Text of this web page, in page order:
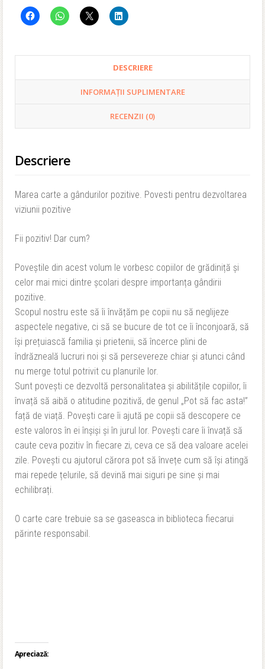
DESCRIERE
INFORMAȚII SUPLIMENTARE
RECENZII (0)
Descriere
Marea carte a gândurilor pozitive. Povesti pentru dezvoltarea
viziunii pozitive
Fii pozitiv! Dar cum?
Poveștile din acest volum le vorbesc copiilor de grădiniță și
celor mai mici dintre școlari despre importanța gândirii
pozitive.
Scopul nostru este să îi învățăm pe copii nu să neglijeze
aspectele negative, ci să se bucure de tot ce îi înconjoară, să
își prețuiască familia și prietenii, să încerce plini de
îndrăzneală lucruri noi și să persevereze chiar și atunci când
nu merge totul potrivit cu planurile lor.
Sunt povești ce dezvoltă personalitatea și abilitățile copiilor, îi
învață să aibă o atitudine pozitivă, de genul „Pot să fac asta!”
față de viață. Povești care îi ajută pe copii să descopere ce
este valoros în ei înșiși și în jurul lor. Povești care îi învață să
caute ceva pozitiv în fiecare zi, ceva ce să dea valoare acelei
zile. Povești cu ajutorul cărora pot să învețe cum să își atingă
mai repede țelurile, să devină mai siguri pe sine și mai
echilibrați.
O carte care trebuie sa se gaseasca in biblioteca fiecarui
părinte responsabil.
Apreciază: